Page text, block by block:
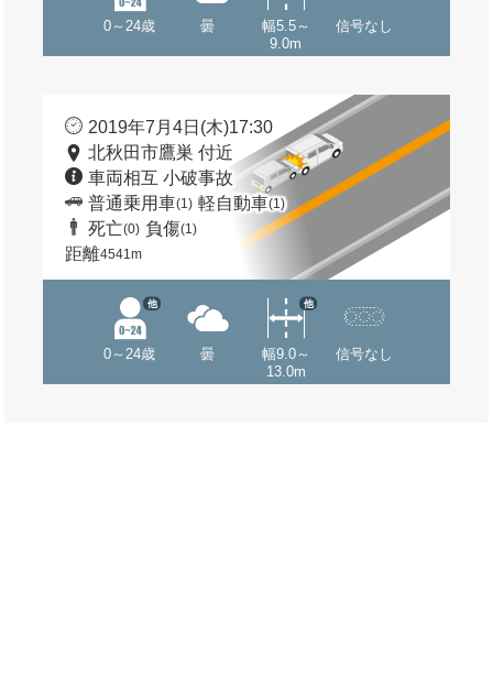
0～24歳 曇
幅5.5～
9.0m
信号なし
2019年7月4日(木)17:30
北秋田市鷹巣 付近
車両相互 小破事故
普通乗用車(1) 軽自動車(1)
死亡(0) 負傷(1)
距離4541m
0～24歳
他
曇
幅9.0～
13.0m
他
信号なし